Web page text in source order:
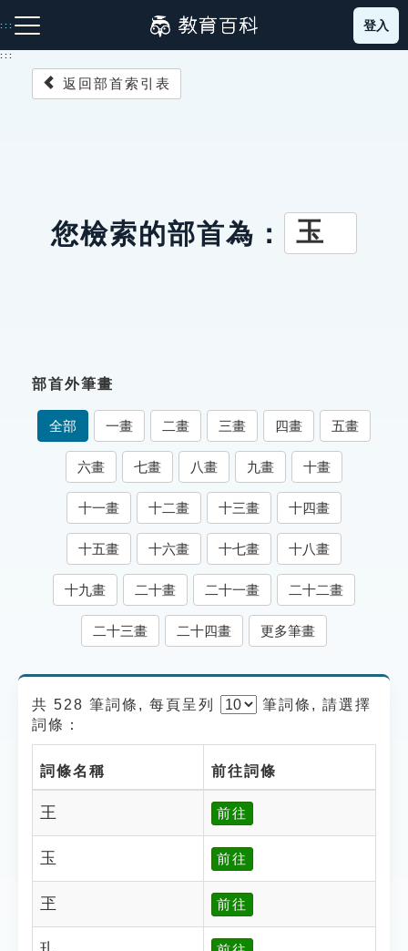
到
主
:::
成語故事
索引選單
知識索引
單字索引
生命大百科索引
遊戲專區
貓頭鷹博士
登入
:::
返回部首索引表
您檢索的部首為： 玉
部首外筆畫
全部 一畫 二畫 三畫 四畫 五畫
六畫 七畫 八畫 九畫 十畫
十一畫 十二畫 十三畫 十四畫
十五畫 十六畫 十七畫 十八畫
十九畫 二十畫 二十一畫 二十二畫
二十三畫 二十四畫 更多筆畫
共 528 筆詞條, 每頁呈列 筆詞條, 請選擇
詞條：
詞條名稱 前往詞條
王 前往
玉 前往
玊 前往